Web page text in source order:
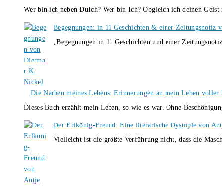
Wer bin ich neben DuIch? Wer bin Ich? Obgleich ich deinen
Begegnungen: in 11 Geschichten & einer Zeitungsnotiz
„Begegnungen in 11 Geschichten und einer
Die Narben meines Lebens: Erinnerungen an mein Leben
Dieses Buch erzählt mein Leben, so wie es war. Ohne
Der Erlkönig-Freund: Eine literarische Dystopie von
Vielleicht ist die größte Verführung nicht, dass die